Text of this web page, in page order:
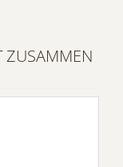
ZUSAMMEN